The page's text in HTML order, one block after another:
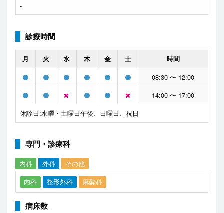
-
診療時間
月 火 水 木 金 土 時間
08:30 〜 12:00
14:00 〜 17:00
休診日:水曜・土曜日午後、日曜日、祝日
専門・診療科
内科 外科
その他
内科
整形外科 麻酔科
病床数